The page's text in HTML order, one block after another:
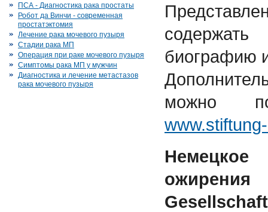
ПСА - Диагностика рака простаты
Робот да Винчи - современная
простатэктомия
Лечение рака мочевого пузыря
Стадии рака МП
Операция при раке мочевого пузыря
Симптомы рака МП у мужчин
Диагностика и лечение метастазов
рака мочевого пузыря
содержать
биографию
можно
ожирения
Gesellschaft